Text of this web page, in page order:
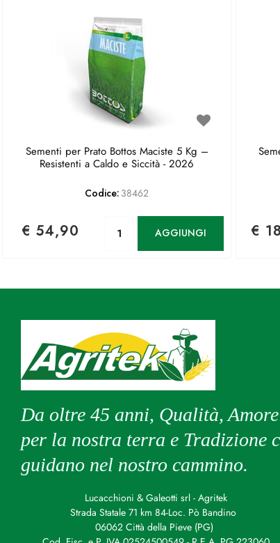
Sementi per Prato Bottos Maciste 5 Kg –
Resistenti a Caldo e Siccità - 2026
Codice: 38462
€ 54,90 AGGIUNGI €
Da oltre 45 anni, Qualità, Amore
per la nostra terra e Tradizione
guidano nel nostro cammino.
Lucacchioni & Galeotti srl - Agritek
Strada Statale 71 km 84-Loc. Pò Bandino
06062 Città della Pieve (PG)